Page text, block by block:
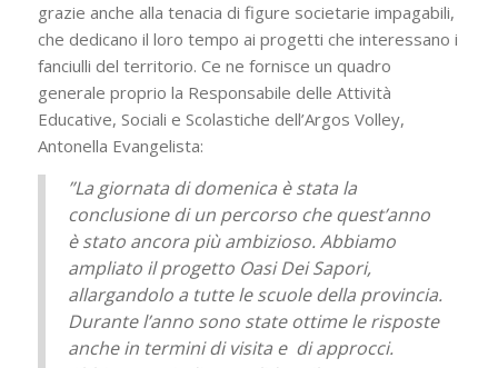
grazie anche alla tenacia di figure societarie impagabili,
che dedicano il loro tempo ai progetti che interessano i
fanciulli del territorio. Ce ne fornisce un quadro
generale proprio la Responsabile delle Attività
Educative, Sociali e Scolastiche dell’Argos Volley,
Antonella Evangelista:
”La giornata di domenica è stata la
conclusione di un percorso che quest’anno
è stato ancora più ambizioso. Abbiamo
ampliato il progetto Oasi Dei Sapori,
allargandolo a tutte le scuole della provincia.
Durante l’anno sono state ottime le risposte
anche in termini di visita e di approcci.